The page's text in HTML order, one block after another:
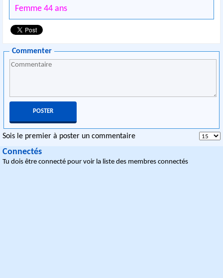
Femme 44 ans
Commenter
Sois le premier à poster un commentaire
Connectés
Tu dois être connecté pour voir la liste des membres connectés